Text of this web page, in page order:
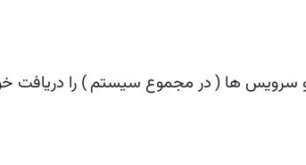
و سرویس ها (در مجموع سیستم) را دریافت